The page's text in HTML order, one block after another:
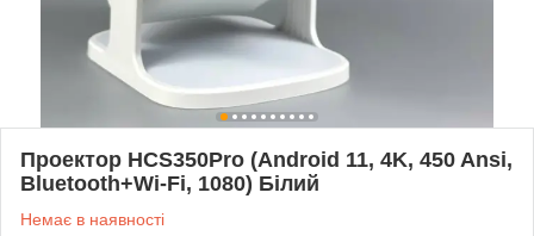
Проектор HCS350Pro (Android 11, 4K, 450 Ansi,
Bluetooth+Wi-Fi, 1080) Білий
Немає в наявності